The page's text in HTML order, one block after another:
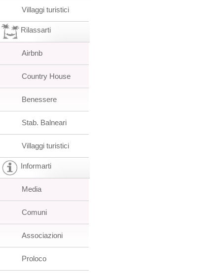
Villaggi turistici
Rilassarti
Airbnb
Country House
Benessere
Stab. Balneari
Villaggi turistici
Informarti
Media
Comuni
Associazioni
Proloco